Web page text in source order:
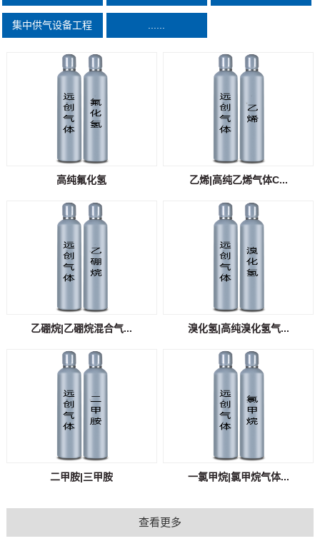
集中供气设备工程 ......
高纯氟化氢 乙烯|高纯乙烯气体C...
乙硼烷|乙硼烷混合气... 溴化氢|高纯溴化氢气...
二甲胺|三甲胺 一氯甲烷|氯甲烷气体...
查看更多